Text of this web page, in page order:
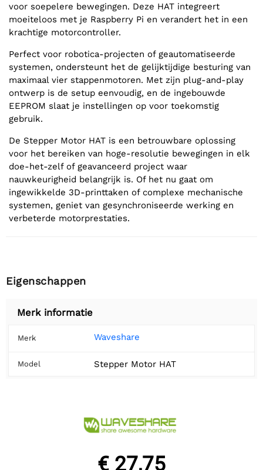
voor soepelere bewegingen. Deze HAT integreert
moeiteloos met je Raspberry Pi en verandert het in een
krachtige motorcontroller.
Perfect voor robotica-projecten of geautomatiseerde
systemen, ondersteunt het de gelijktijdige besturing van
maximaal vier stappenmotoren. Met zijn plug-and-play
ontwerp is de setup eenvoudig, en de ingebouwde
EEPROM slaat je instellingen op voor toekomstig
gebruik.
De Stepper Motor HAT is een betrouwbare oplossing
voor het bereiken van hoge-resolutie bewegingen in elk
doe-het-zelf of geavanceerd project waar
nauwkeurigheid belangrijk is. Of het nu gaat om
ingewikkelde 3D-printtaken of complexe mechanische
systemen, geniet van gesynchroniseerde werking en
verbeterde motorprestaties.
Eigenschappen
Merk informatie
Merk Waveshare
Model Stepper Motor HAT
€ 27,75